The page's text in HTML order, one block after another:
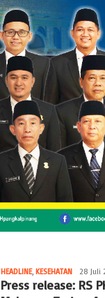
HEADLINE, KESEHATAN ophie
28 Juli
Press release: RS